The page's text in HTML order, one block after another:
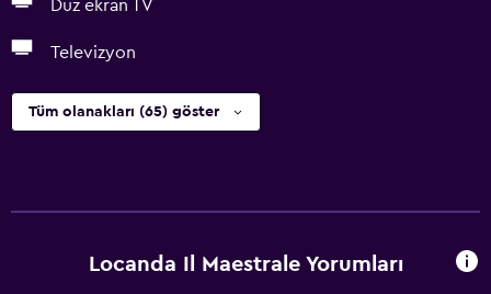
Düz ekran TV
Televizyon
Tüm olanakları (65) göster
Locanda Il Maestrale Yorumları